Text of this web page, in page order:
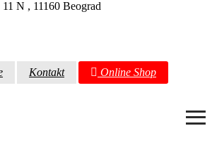
N , 11160 Beograd
Kontakt Online Shop
≡